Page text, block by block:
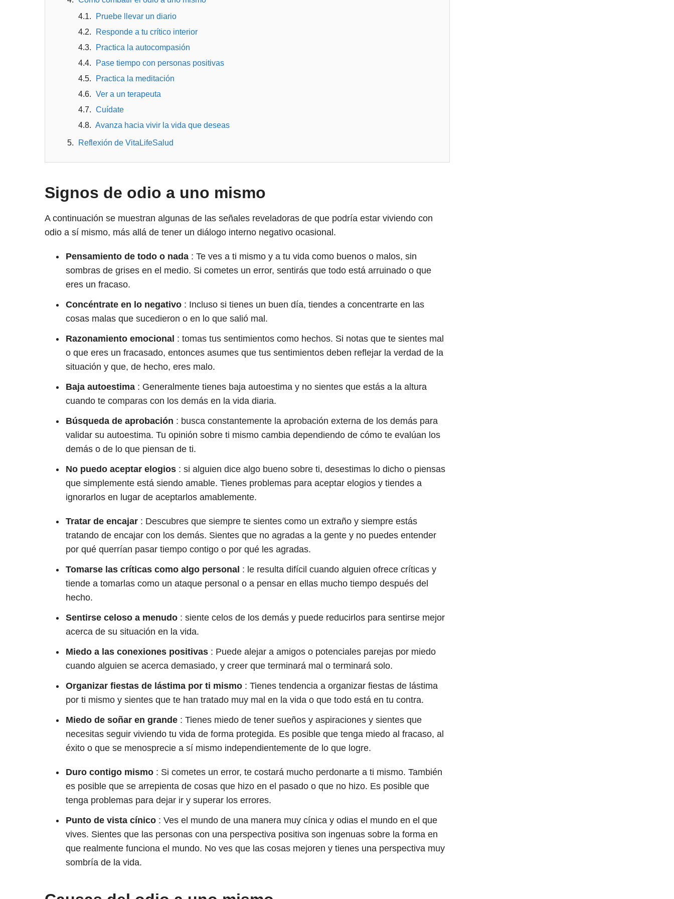
Pruebe llevar un diario
Responde a tu crítico interior
Practica la autocompasión
Pase tiempo con personas positivas
Practica la meditación
Ver a un terapeuta
Cuídate
Avanza hacia vivir la vida que deseas
Reflexión de VitaLifeSalud
Signos de odio a uno mismo
A continuación se muestran algunas de las señales reveladoras de que podría estar viviendo con
odio a sí mismo, más allá de tener un diálogo interno negativo ocasional.
Pensamiento de todo o nada: Te ves a ti mismo y a tu vida como buenos o malos, sin
sombras de grises en el medio. Si cometes un error, sentirás que todo está arruinado o que
eres un fracaso.
Concéntrate en lo negativo: Incluso si tienes un buen día, tiendes a concentrarte en las
cosas malas que sucedieron o en lo que salió mal.
Razonamiento emocional : tomas tus sentimientos como hechos. Si notas que te sientes mal
o que eres un fracasado, entonces asumes que tus sentimientos deben reflejar la verdad de la
situación y que, de hecho, eres malo.
Baja autoestima: Generalmente tienes baja autoestima y no sientes que estás a la altura
cuando te comparas con los demás en la vida diaria.
Búsqueda de aprobación : busca constantemente la aprobación externa de los demás para
validar su autoestima. Tu opinión sobre ti mismo cambia dependiendo de cómo te evalúan los
demás o de lo que piensan de ti.
No puedo aceptar elogios: si alguien dice algo bueno sobre ti, desestimas lo dicho o piensas
que simplemente está siendo amable. Tienes problemas para aceptar elogios y tiendes a
ignorarlos en lugar de aceptarlos amablemente.
Tratar de encajar: Descubres que siempre te sientes como un extraño y siempre estás
tratando de encajar con los demás. Sientes que no agradas a la gente y no puedes entender
por qué querrían pasar tiempo contigo o por qué les agradas.
Tomarse las críticas como algo personal : le resulta difícil cuando alguien ofrece críticas y
tiende a tomarlas como un ataque personal o a pensar en ellas mucho tiempo después del
hecho.
Sentirse celoso a menudo: siente celos de los demás y puede reducirlos para sentirse mejor
acerca de su situación en la vida.
Miedo a las conexiones positivas: Puede alejar a amigos o potenciales parejas por miedo
cuando alguien se acerca demasiado, y creer que terminará mal o terminará solo.
Organizar fiestas de lástima por ti mismo: Tienes tendencia a organizar fiestas de lástima
por ti mismo y sientes que te han tratado muy mal en la vida o que todo está en tu contra.
Miedo de soñar en grande: Tienes miedo de tener sueños y aspiraciones y sientes que
necesitas seguir viviendo tu vida de forma protegida. Es posible que tenga miedo al fracaso, al
éxito o que se menosprecie a sí mismo independientemente de lo que logre.
Duro contigo mismo: Si cometes un error, te costará mucho perdonarte a ti mismo. También
es posible que se arrepienta de cosas que hizo en el pasado o que no hizo. Es posible que
tenga problemas para dejar ir y superar los errores.
Punto de vista cínico: Ves el mundo de una manera muy cínica y odias el mundo en el que
vives. Sientes que las personas con una perspectiva positiva son ingenuas sobre la forma en
que realmente funciona el mundo. No ves que las cosas mejoren y tienes una perspectiva muy
sombría de la vida.